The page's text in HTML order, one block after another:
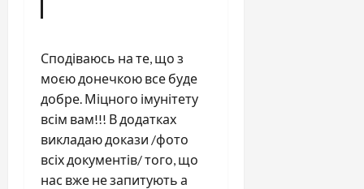
Сподіваюсь на те, що з
моєю донечкою все буде
добре. Міцного імунітету
всім вам!!! В додатках
викладаю докази /фото
всіх документів/ того, що
нас вже не запитують а